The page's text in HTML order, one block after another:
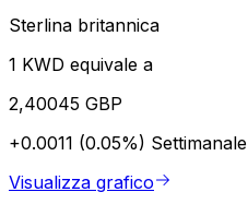
Sterlina britannica
1 KWD equivale a
2,40045 GBP
+0.0011 (0.05%) Settimanale
Visualizza grafico